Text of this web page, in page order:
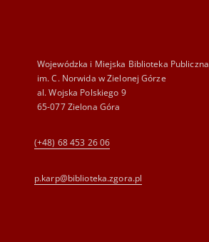
Wojewódzka i Miejska Biblioteka Publiczna
im. C. Norwida w Zielonej Górze
al. Wojska Polskiego 9
65-077 Zielona Góra
(+48) 68 453 26 06
p.karp@biblioteka.zgora.pl